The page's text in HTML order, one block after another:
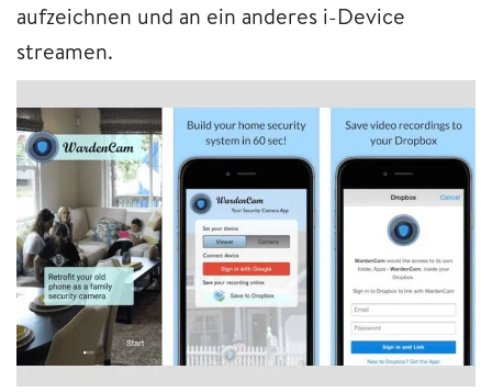
aufzeichnen und an ein anderes i-Device
streamen.